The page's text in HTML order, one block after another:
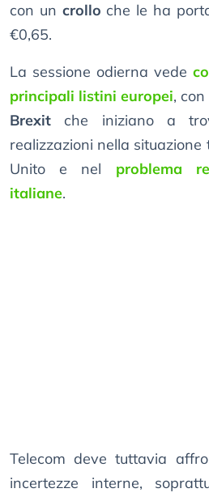
con un crollo che le ha
€0,65.
La sessione odierna vede
principali listini europei,
Brexit che iniziano a
realizzazioni nella
Unito e nel problema
italiane.
Telecom deve tuttavia
incertezze interne,